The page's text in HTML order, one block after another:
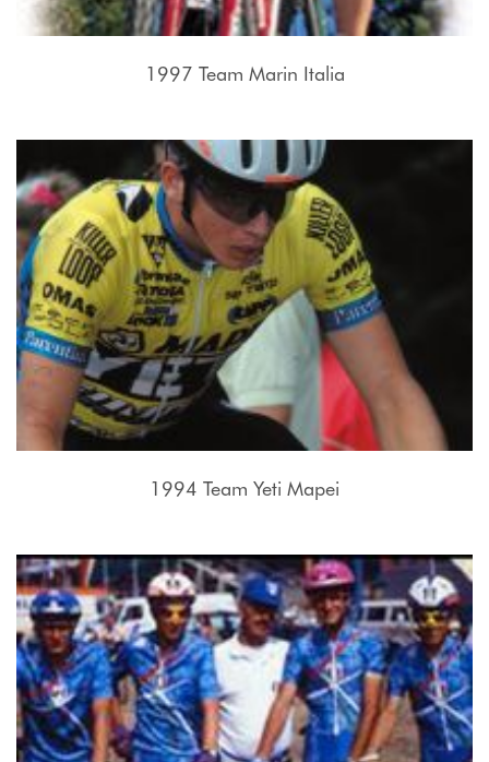
1997 Team Marin Italia
1994 Team Yeti Mapei